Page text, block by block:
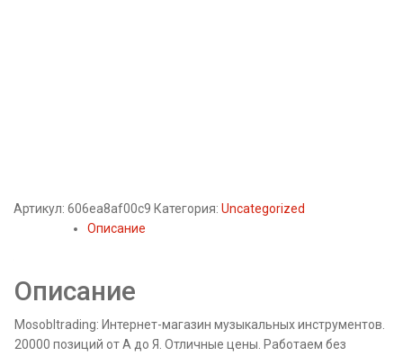
Артикул: 606ea8af00c9 Категория: Uncategorized
Описание
Описание
Mosobltrading: Интернет-магазин музыкальных инструментов.
20000 позиций от А до Я. Отличные цены. Работаем без